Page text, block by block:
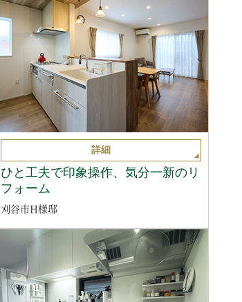
詳細
ひと工夫で印象操作、気分一新のリ
フォーム
刈谷市H様邸